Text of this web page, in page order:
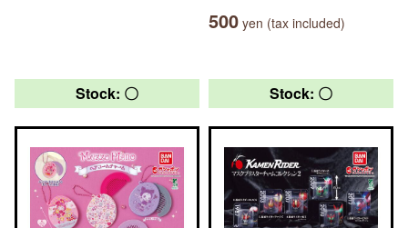
500 yen (tax included)
Stock: 〇 Stock: 〇